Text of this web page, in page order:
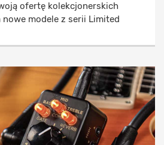
ofertę kolekcjonerskich
modele z serii Limited